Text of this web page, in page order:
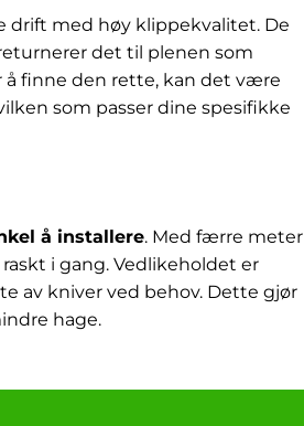
drift med høy klippekvalitet. De
det til plenen som
å finne den rette, kan det være
som passer dine spesifikke
å installere. Med færre meter
i gang. Vedlikeholdet er
av kniver ved behov. Dette gjør
hage.